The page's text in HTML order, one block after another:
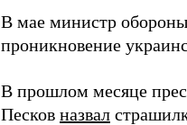
В мае министр
проникновение
В прошлом месяце
Песков назвал